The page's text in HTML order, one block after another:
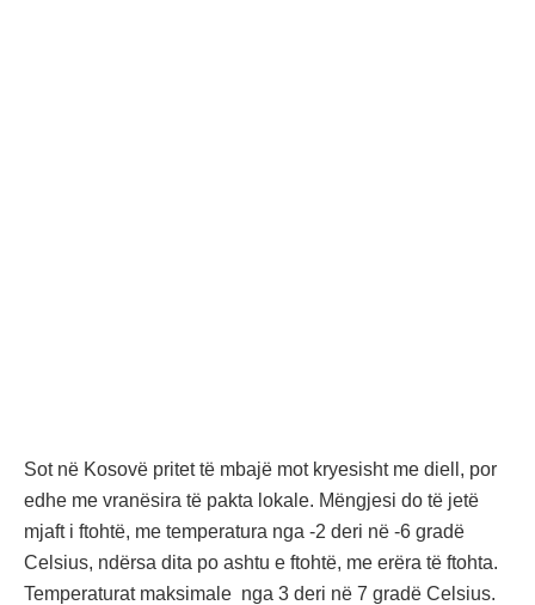
Sot në Kosovë pritet të mbajë mot kryesisht me diell, por
edhe me vranësira të pakta lokale. Mëngjesi do të jetë
mjaft i ftohtë, me temperatura nga -2 deri në -6 gradë
Celsius, ndërsa dita po ashtu e ftohtë, me erëra të ftohta.
Temperaturat maksimale nga 3 deri në 7 gradë Celsius.